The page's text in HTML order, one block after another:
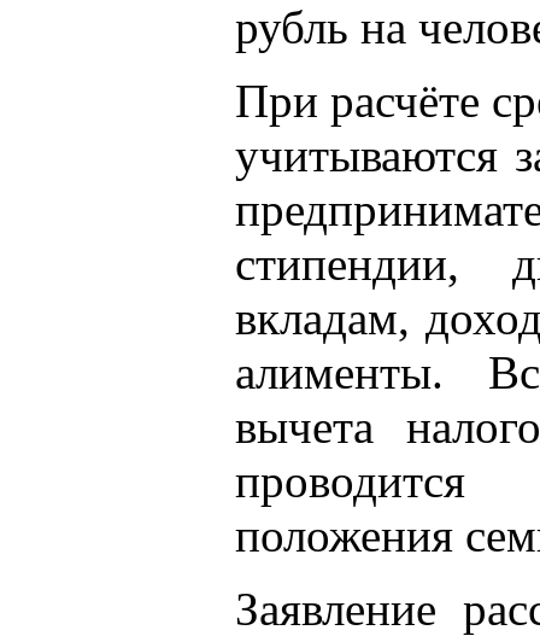
рубль на
При расчёте
учитываются
стипендии,
вкладам,
алименты.
вычета
проводится
положения
Заявление